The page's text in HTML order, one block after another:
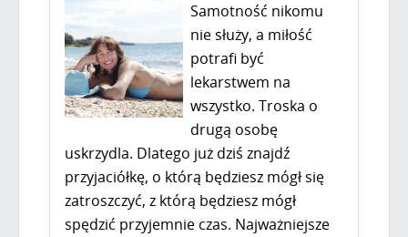
Samotność nikomu
nie służy, a miłość
potrafi być
lekarstwem na
wszystko. Troska o
drugą osobę
uskrzydla. Dlatego już dziś znajdź
przyjaciółkę, o którą będziesz mógł się
zatroszczyć, z którą będziesz mógł
spędzić przyjemnie czas. Najważniejsze